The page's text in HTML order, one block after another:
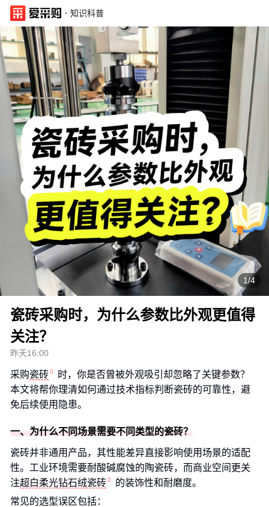
· 知识科普
1/4
瓷砖采购时，为什么参数比外观更值得
关注？
昨天16:00
采购瓷砖
时，你是否曾被外观吸引却忽略了关键参数？
本文将帮你理清如何通过技术指标判断瓷砖的可靠性，避
免后续使用隐患。
一、为什么不同场景需要不同类型的瓷砖？
瓷砖并非通用产品，其性能差异直接影响使用场景的适配
性。工业环境需要耐酸碱腐蚀的陶瓷砖，而商业空间更关
注超白柔光钻石绒瓷砖
的装饰性和耐磨度。
常见的选型误区包括：